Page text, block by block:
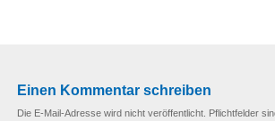
Einen Kommentar schreiben
Die E-Mail-Adresse wird nicht veröffentlicht. Pflichtfelder